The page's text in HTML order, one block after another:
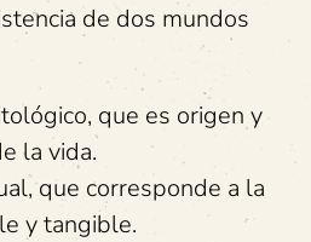
de dos mundos
que es origen y
la vida.
que corresponde a la
y tangible.